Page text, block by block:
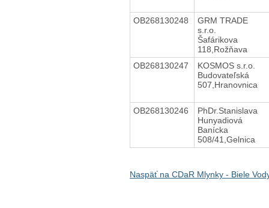
OB268130248
GRM TRADE
s.r.o.
Šafárikova
118,Rožňava
OB268130247
KOSMOS s.r.o.
Budovateľská
507,Hranovnica
OB268130246
PhDr.Stanislava
Hunyadiová
Banícka
508/41,Gelnica
Naspäť na CDaR Mlynky - Biele